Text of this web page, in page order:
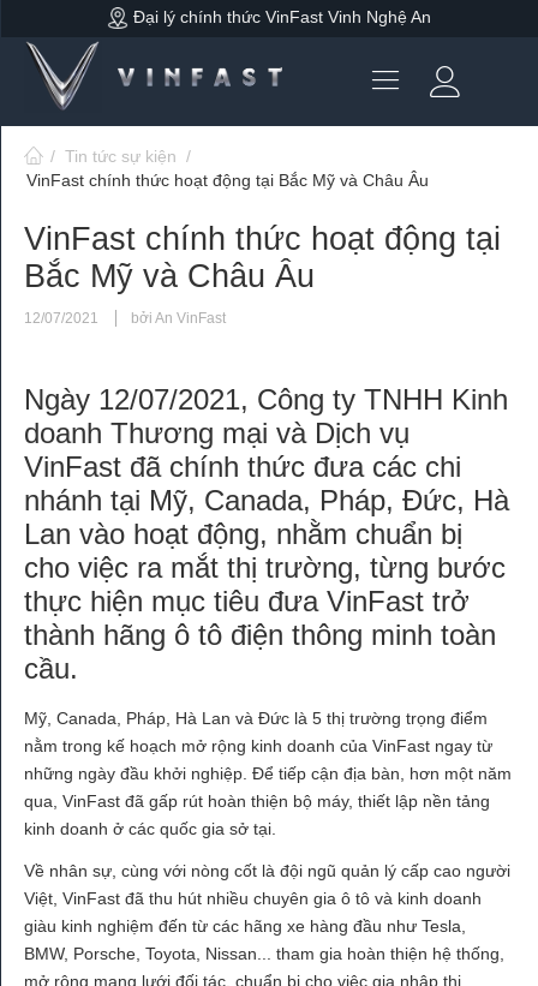
Đại lý chính thức VinFast Vinh Nghệ An
/ Tin tức sự kiện /
VinFast chính thức hoạt động tại Bắc Mỹ và Châu Âu
VinFast chính thức hoạt động tại
Bắc Mỹ và Châu Âu
12/07/2021 bởi An VinFast
Ngày 12/07/2021, Công ty TNHH Kinh
doanh Thương mại và Dịch vụ
VinFast đã chính thức đưa các chi
nhánh tại Mỹ, Canada, Pháp, Đức, Hà
Lan vào hoạt động, nhằm chuẩn bị
cho việc ra mắt thị trường, từng bước
thực hiện mục tiêu đưa VinFast trở
thành hãng ô tô điện thông minh toàn
cầu.
Mỹ, Canada, Pháp, Hà Lan và Đức là 5 thị trường trọng điểm
nằm trong kế hoạch mở rộng kinh doanh của VinFast ngay từ
những ngày đầu khởi nghiệp. Để tiếp cận địa bàn, hơn một năm
qua, VinFast đã gấp rút hoàn thiện bộ máy, thiết lập nền tảng
kinh doanh ở các quốc gia sở tại.
Về nhân sự, cùng với nòng cốt là đội ngũ quản lý cấp cao người
Việt, VinFast đã thu hút nhiều chuyên gia ô tô và kinh doanh
giàu kinh nghiệm đến từ các hãng xe hàng đầu như Tesla,
BMW, Porsche, Toyota, Nissan... tham gia hoàn thiện hệ thống,
mở rộng mạng lưới đối tác, chuẩn bị cho việc gia nhập thị